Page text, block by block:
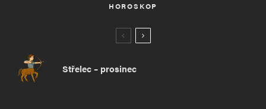
HOROSKOP
Střelec – prosinec